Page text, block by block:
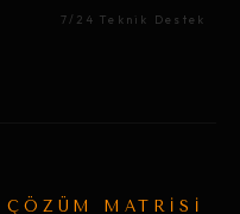
7/24 Teknik Destek
ÇÖZÜM MATRİSİ